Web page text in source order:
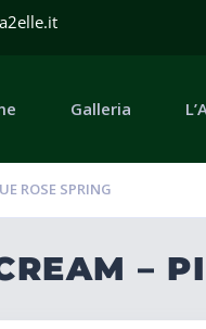
Galleria
ROSE SPRING
–